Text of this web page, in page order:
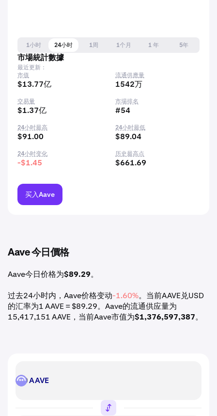
1小时 24小时 1周 1个月 1 年
5年
市場統計數據
最近更新：
市值
$13.77亿
流通供應量
1542万
交易量
$1.37亿
市場排名
#54
24小时最高
$91.00
24小时最低
$89.04
24小时变化
-$1.45
历史最高点
$661.69
买入Aave
Aave 今日價格
Aave今日价格为$89.29。
过去24小时内，Aave价格变动-1.60%。当前AAVE兑USD
的汇率为1 AAVE = $89.29。Aave的流通供应量为
15,417,151 AAVE，当前Aave市值为$1,376,597,387。
AAVE AAVE